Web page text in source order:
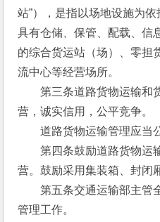
站”），是指以场地设施为
具有仓储、保管、配载、信
的综合货运站（场）、零担
流中心等经营场所。
第三条道路货物运输和
营，诚实信用，公平竞争。
道路货物运输管理应当公
第四条鼓励道路货物运
营。鼓励采用集装箱、封闭
第五条交通运输部主管
管理工作。